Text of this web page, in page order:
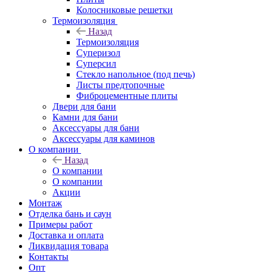
Колосниковые решетки
Термоизоляция
Назад
Термоизоляция
Суперизол
Суперсил
Стекло напольное (под печь)
Листы предтопочные
Фиброцементные плиты
Двери для бани
Камни для бани
Аксессуары для бани
Аксессуары для каминов
О компании
Назад
О компании
О компании
Акции
Монтаж
Отделка бань и саун
Примеры работ
Доставка и оплата
Ликвидация товара
Контакты
Опт